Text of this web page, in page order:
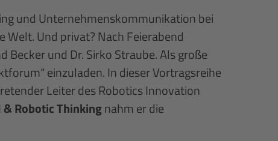
und Unternehmenskommunikation bei
Und privat? Nach Feierabend
Becker und Dr. Sirko Straube. Als große
einzuladen. In dieser Vortragsreihe
Leiter des Robotics Innovation
& Robotic Thinkingnahm er die